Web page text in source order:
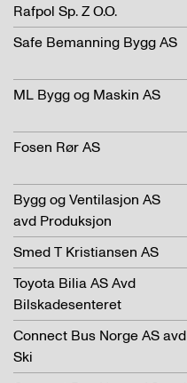
Rafpol Sp. Z O.O.
Safe Bemanning Bygg AS
ML Bygg og Maskin AS
Fosen Rør AS
Bygg og Ventilasjon AS
avd Produksjon
Smed T Kristiansen AS
Toyota Bilia AS Avd
Bilskadesenteret
Connect Bus Norge AS avd
Ski